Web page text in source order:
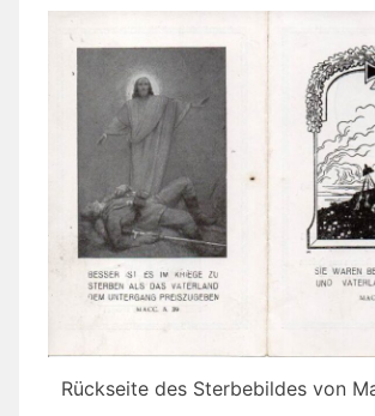
Rückseite des Sterbebildes von